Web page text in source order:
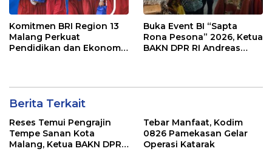
Komitmen BRI Region 13
Malang Perkuat
Pendidikan dan Ekonomi
Buka Event BI “Sapta
Rona Pesona” 2026, Ketua
BAKN DPR RI Andreas
Berita Terkait
Reses Temui Pengrajin
Tempe Sanan Kota
Malang, Ketua BAKN DPR
Tebar Manfaat, Kodim
0826 Pamekasan Gelar
Operasi Katarak